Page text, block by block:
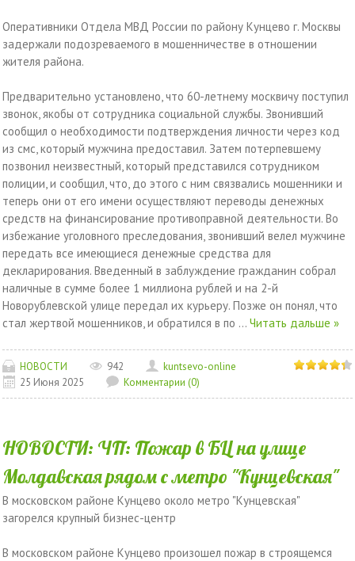
Оперативники Отдела МВД России по району Кунцево г. Москвы
задержали подозреваемого в мошенничестве в отношении
жителя района.
Предварительно установлено, что 60-летнему москвичу поступил
звонок, якобы от сотрудника социальной службы. Звонивший
сообщил о необходимости подтверждения личности через код
из смс, который мужчина предоставил. Затем потерпевшему
позвонил неизвестный, который представился сотрудником
полиции, и сообщил, что, до этого с ним связвались мошенники и
теперь они от его имени осуществляют переводы денежных
средств на финансирование противоправной деятельности. Во
избежание уголовного преследования, звонивший велел мужчине
передать все имеющиеся денежные средства для
декларирования. Введенный в заблуждение гражданин собрал
наличные в сумме более 1 миллиона рублей и на 2-й
Новорублевской улице передал их курьеру. Позже он понял, что
стал жертвой мошенников, и обратился в по ... Читать дальше »
НОВОСТИ 942
kuntsevo-online
25 Июня 2025
Комментарии (0)
НОВОСТИ: ЧП: Пожар в БЦ на улице
Молдавская рядом с метро "Кунцевская"
В московском районе Кунцево около метро "Кунцевская"
загорелся крупный бизнес-центр
В московском районе Кунцево произошел пожар в строящемся